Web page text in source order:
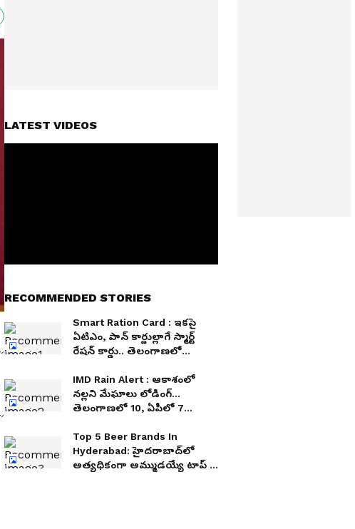
LATEST VIDEOS
RECOMMENDED STORIES
Smart Ration Card : ఇకపై
ఏటిఎం, పాన్ కార్డుల్లాగే స్మార్ట్
రేషన్ కార్డు.. తెలంగాణలో
IMD Rain Alert : ఆకాశంలో
నల్లని మేఘాలు లోడింగ్...
తెలంగాణలో 10, ఏపీలో 7
Top 5 Beer Brands In
Hyderabad: హైదరాబాద్‌లో
అత్యధికంగా అమ్ముడయ్యే టాప్ 5